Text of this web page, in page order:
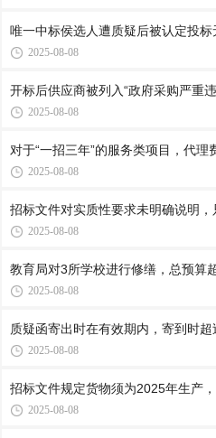
唯一中标侯选人遭质疑后被认定投
2025-08-08
开标后供应商被列入“政府采购严重
2025-08-08
对于“一招三年”的服务类项目，代理
2025-08-08
招标文件对实质性要求未明确说明
2025-08-08
教育局对3所学校进行修缮，总预算
2025-08-08
质疑函寄出时在有效期内，寄到时
2025-08-08
招标文件规定货物须为2025年生产
2025-08-08